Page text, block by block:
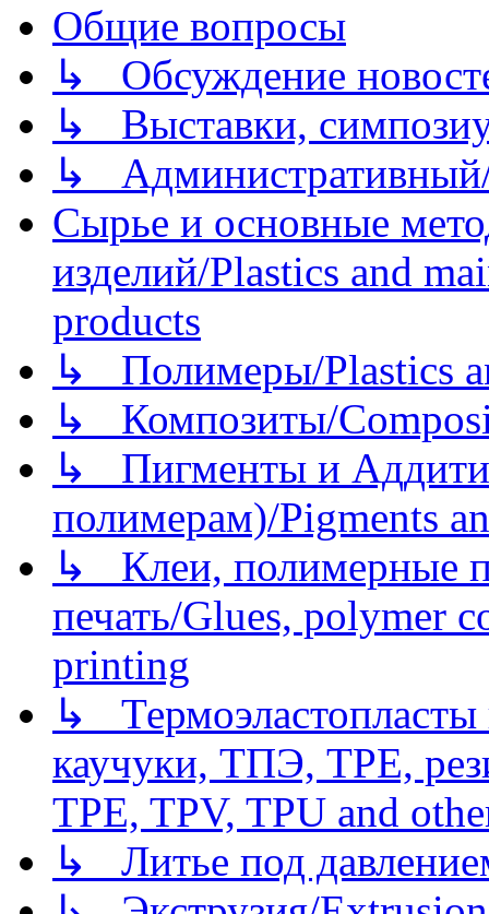
Общие вопросы
↳ Обсуждение
↳ Выставки,
↳
Сырье и основные
изделий/Plastics and
products
↳ Полимеры/Plastics
↳ Композиты/
↳ Пигменты и
полимерам)/Pigments
↳ Клеи, полимерные
печать/Glues, polymer
printing
↳
каучуки, ТПЭ, TPE,
TPE, TPV, TPU and
↳ Литье под